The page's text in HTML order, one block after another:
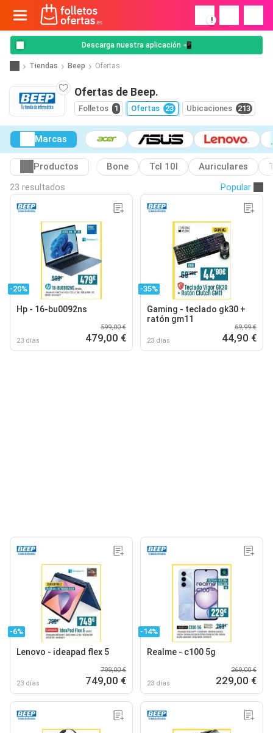
!
Descarga nuestra aplicación 📲
Tiendas Beep Ofertas
Ofertas de Beep.
Folletos 1 Ofertas 23 Ubicaciones 213
Marcas
Productos Bone Tcl 10l Auriculares
23 resultados
Popular
-20%
Hp - 16-bu0092ns
23 días
599,00 €
479,00 €
-35%
Gaming - teclado gk30 +
ratón gm11
23 días
69,99 €
44,90 €
-6%
Lenovo - ideapad flex 5
23 días
799,00 €
749,00 €
-14%
Realme - c100 5g
23 días
269,00 €
229,00 €